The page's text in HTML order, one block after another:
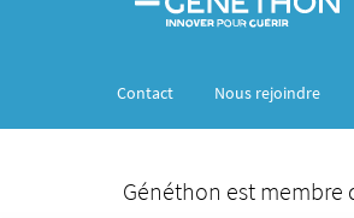
Contact Nous rejoindre
Généthon est membre